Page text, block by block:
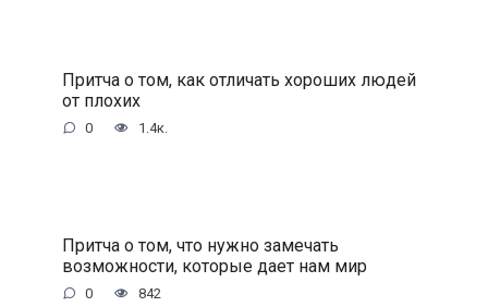
Притча о том, как отличать хороших людей
от плохих
0 1.4к.
Притча о том, что нужно замечать
возможности, которые дает нам мир
0 842